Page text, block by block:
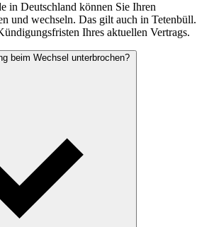
in Deutschland können Sie Ihren
und wechseln. Das gilt auch in Tetenbüll.
Ihres aktuellen Vertrags.
beim Wechsel unterbrochen?